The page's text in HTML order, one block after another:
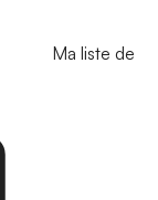
Ma liste de